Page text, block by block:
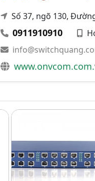
Số 37, ngõ 130,
0911910910